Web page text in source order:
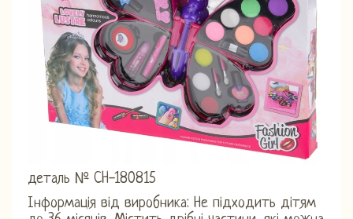
деталь № CH-180815
Інформація від виробника: Не підходить дітям